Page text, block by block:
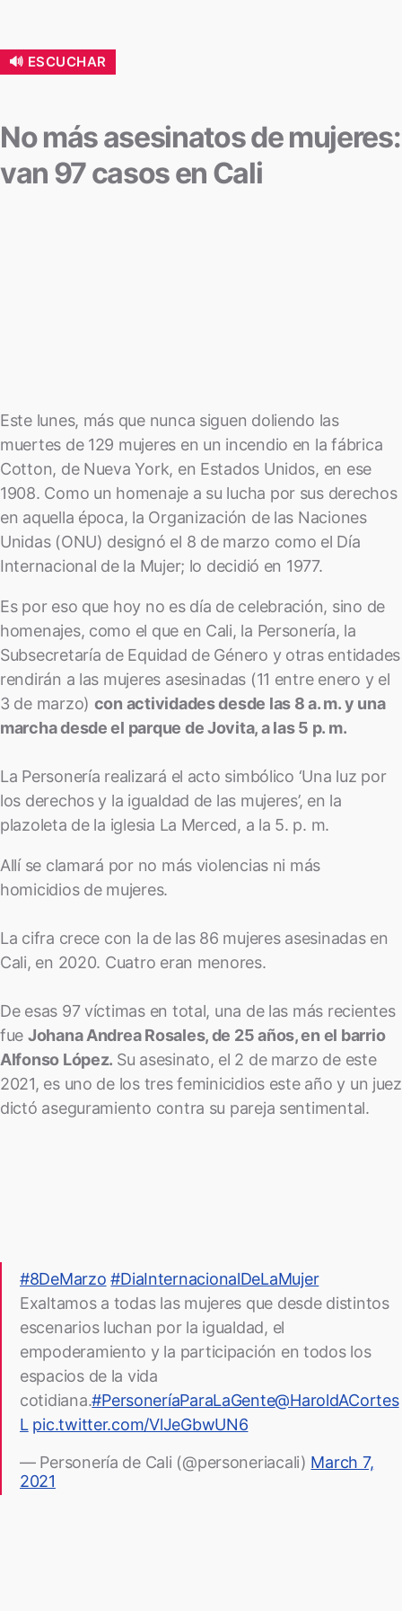
🔊 ESCUCHAR
No más asesinatos de mujeres:
van 97 casos en Cali
Este lunes, más que nunca siguen doliendo las
muertes de 129 mujeres en un incendio en la fábrica
Cotton, de Nueva York, en Estados Unidos, en ese
1908. Como un homenaje a su lucha por sus derechos
en aquella época, la Organización de las Naciones
Unidas (ONU) designó el 8 de marzo como el Día
Internacional de la Mujer; lo decidió en 1977.
Es por eso que hoy no es día de celebración, sino de
homenajes, como el que en Cali, la Personería, la
Subsecretaría de Equidad de Género y otras entidades
rendirán a las mujeres asesinadas (11 entre enero y el
3 de marzo) con actividades desde las 8 a. m. y una
marcha desde el parque de Jovita, a las 5 p. m.
La Personería realizará el acto simbólico ‘Una luz por
los derechos y la igualdad de las mujeres’, en la
plazoleta de la iglesia La Merced, a la 5. p. m.
Allí se clamará por no más violencias ni más
homicidios de mujeres.
La cifra crece con la de las 86 mujeres asesinadas en
Cali, en 2020. Cuatro eran menores.
De esas 97 víctimas en total, una de las más recientes
fue Johana Andrea Rosales, de 25 años, en el barrio
Alfonso López. Su asesinato, el 2 de marzo de este
2021, es uno de los tres feminicidios este año y un juez
dictó aseguramiento contra su pareja sentimental.
#8DeMarzo #DiaInternacionalDeLaMujer
Exaltamos a todas las mujeres que desde distintos
escenarios luchan por la igualdad, el
empoderamiento y la participación en todos los
espacios de la vida
cotidiana.#PersoneríaParaLaGente@HaroldACortes
L pic.twitter.com/VlJeGbwUN6
— Personería de Cali (@personeriacali) March 7,
2021